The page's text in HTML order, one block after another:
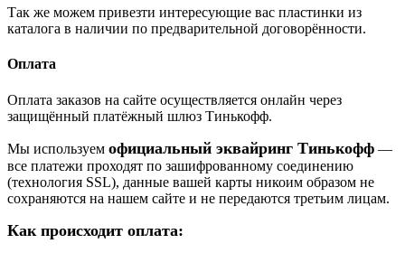
Так же можем привезти интересующие вас пластинки из
каталога в наличии по предварительной договорённости.
Оплата
Оплата заказов на сайте осуществляется онлайн через
защищённый платёжный шлюз Тинькофф.
Мы используем официальный эквайринг Тинькофф —
все платежи проходят по зашифрованному соединению
(технология SSL), данные вашей карты никоим образом не
сохраняются на нашем сайте и не передаются третьим лицам.
Как происходит оплата: